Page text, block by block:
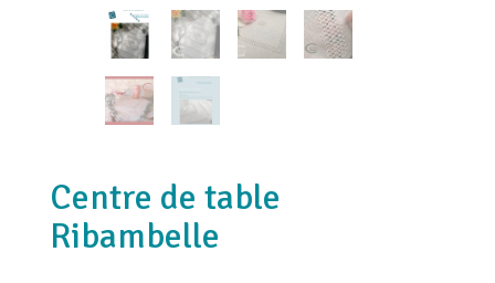
Centre de table
Ribambelle